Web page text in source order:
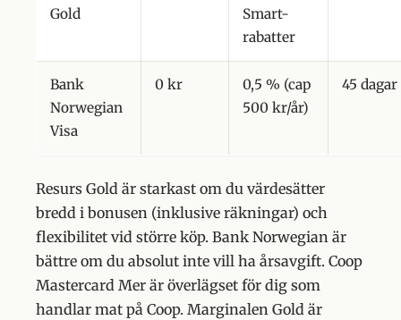
Gold
Smart-
rabatter
Bank
Norwegian
Visa
0 kr
0,5 % (cap
500 kr/år)
45 dagar
Resurs Gold är starkast om du värdesätter
bredd i bonusen (inklusive räkningar) och
flexibilitet vid större köp. Bank Norwegian är
bättre om du absolut inte vill ha årsavgift. Coop
Mastercard Mer är överlägset för dig som
handlar mat på Coop. Marginalen Gold är